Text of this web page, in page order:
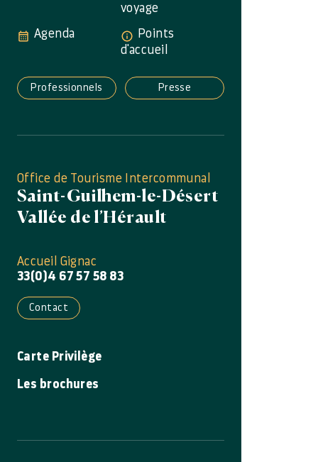
voyage
Agenda
Points
d'accueil
Professionnels Presse
Office de Tourisme Intercommunal
Saint-Guilhem-le-Désert
Vallée de l’Hérault
Accueil Gignac
33(0)4 67 57 58 83
Contact
Carte Privilège
Les brochures